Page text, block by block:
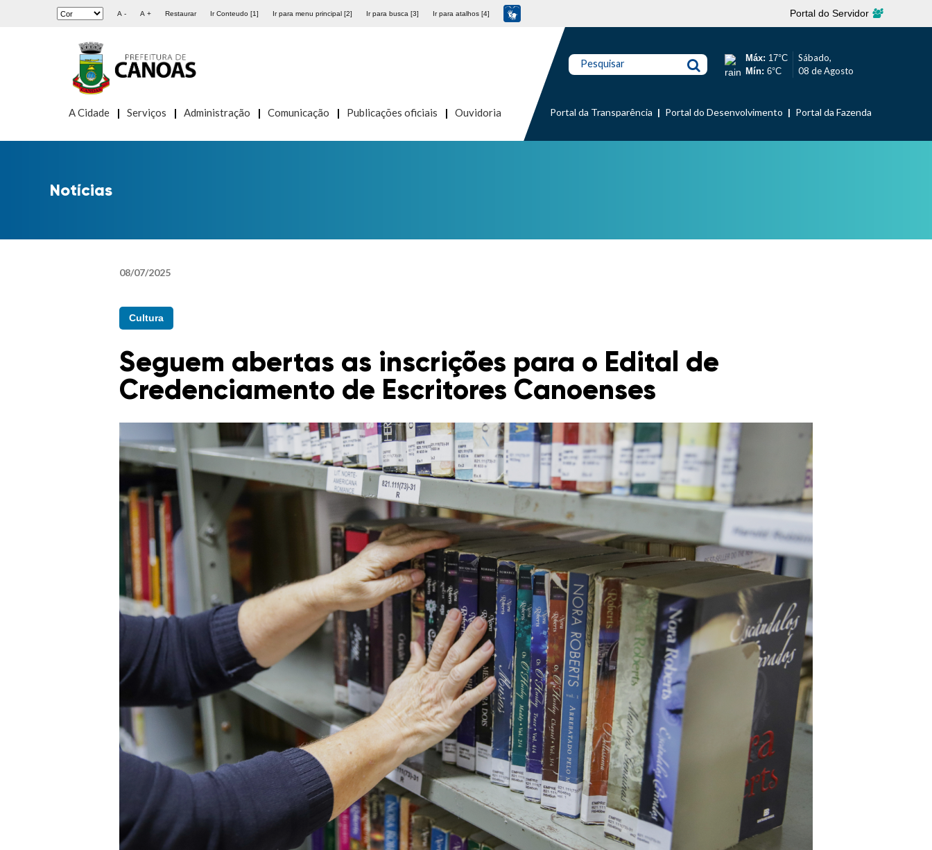
A - A + Restaurar Ir Conteudo [1] Ir para menu principal [2] Ir para busca [3] Ir para atalhos [4] Portal do Servidor
A Cidade Serviços Administração Comunicação Publicações oficiais Ouvidoria
Pesquisar Máx: 17°C
Mín: 6°C
Sábado,
08 de Agosto
Portal da Transparência Portal do Desenvolvimento Portal da Fazenda
Notícias
08/07/2025
Cultura
Seguem abertas as inscrições para o Edital de
Credenciamento de Escritores Canoenses